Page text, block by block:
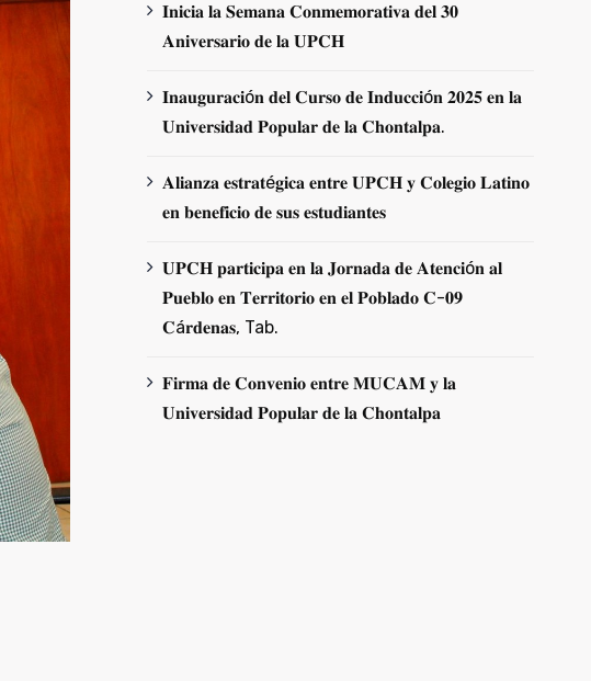
𝐈𝐧𝐢𝐜𝐢𝐚 𝐥𝐚 𝐒𝐞𝐦𝐚𝐧𝐚 𝐂𝐨𝐧𝐦𝐞𝐦𝐨𝐫𝐚𝐭𝐢𝐯𝐚 𝐝𝐞𝐥 𝟑𝟎
𝐀𝐧𝐢𝐯𝐞𝐫𝐬𝐚𝐫𝐢𝐨 𝐝𝐞 𝐥𝐚 𝐔𝐏𝐂𝐇
𝐈𝐧𝐚𝐮𝐠𝐮𝐫𝐚𝐜𝐢ó𝐧 𝐝𝐞𝐥 𝐂𝐮𝐫𝐬𝐨 𝐝𝐞 𝐈𝐧𝐝𝐮𝐜𝐜𝐢ó𝐧 𝟐𝟎𝟐𝟓 𝐞𝐧 𝐥𝐚
𝐔𝐧𝐢𝐯𝐞𝐫𝐬𝐢𝐝𝐚𝐝 𝐏𝐨𝐩𝐮𝐥𝐚𝐫 𝐝𝐞 𝐥𝐚 𝐂𝐡𝐨𝐧𝐭𝐚𝐥𝐩𝐚.
𝐀𝐥𝐢𝐚𝐧𝐳𝐚 𝐞𝐬𝐭𝐫𝐚𝐭é𝐠𝐢𝐜𝐚 𝐞𝐧𝐭𝐫𝐞 𝐔𝐏𝐂𝐇 𝐲 𝐂𝐨𝐥𝐞𝐠𝐢𝐨 𝐋𝐚𝐭𝐢𝐧𝐨
𝐞𝐧 𝐛𝐞𝐧𝐞𝐟𝐢𝐜𝐢𝐨 𝐝𝐞 𝐬𝐮𝐬 𝐞𝐬𝐭𝐮𝐝𝐢𝐚𝐧𝐭𝐞𝐬
𝐔𝐏𝐂𝐇 𝐩𝐚𝐫𝐭𝐢𝐜𝐢𝐩𝐚 𝐞𝐧 𝐥𝐚 𝐉𝐨𝐫𝐧𝐚𝐝𝐚 𝐝𝐞 𝐀𝐭𝐞𝐧𝐜𝐢ó𝐧 𝐚𝐥
𝐏𝐮𝐞𝐛𝐥𝐨 𝐞𝐧 𝐓𝐞𝐫𝐫𝐢𝐭𝐨𝐫𝐢𝐨 𝐞𝐧 𝐞𝐥 𝐏𝐨𝐛𝐥𝐚𝐝𝐨 𝐂-𝟎𝟗
𝐂á𝐫𝐝𝐞𝐧𝐚𝐬, Tab.
𝐅𝐢𝐫𝐦𝐚 𝐝𝐞 𝐂𝐨𝐧𝐯𝐞𝐧𝐢𝐨 𝐞𝐧𝐭𝐫𝐞 𝐌𝐔𝐂𝐀𝐌 𝐲 𝐥𝐚
𝐔𝐧𝐢𝐯𝐞𝐫𝐬𝐢𝐝𝐚𝐝 𝐏𝐨𝐩𝐮𝐥𝐚𝐫 𝐝𝐞 𝐥𝐚 𝐂𝐡𝐨𝐧𝐭𝐚𝐥𝐩𝐚